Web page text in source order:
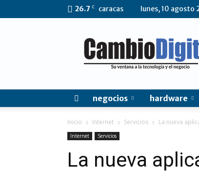
26.7 C caracas lunes, 10 agosto
CambioDigital
OnLine
negocios hardware
Inicio Internet Servicios La nueva
Internet Servicios
La nueva